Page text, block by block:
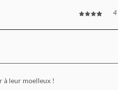
4
à leur moelleux !